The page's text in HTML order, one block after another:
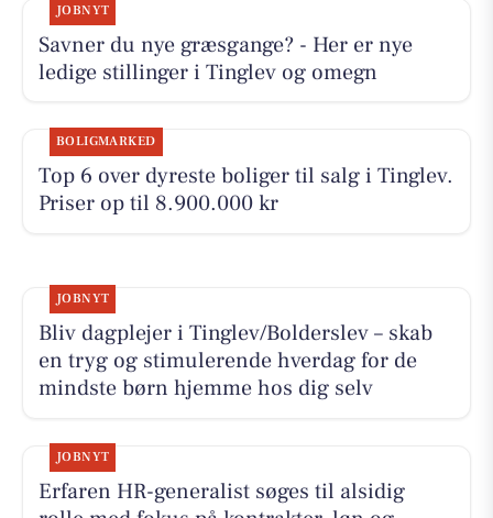
JOBNYT
Savner du nye græsgange? - Her er nye
ledige stillinger i Tinglev og omegn
BOLIGMARKED
Top 6 over dyreste boliger til salg i Tinglev.
Priser op til 8.900.000 kr
JOBNYT
Bliv dagplejer i Tinglev/Bolderslev – skab
en tryg og stimulerende hverdag for de
mindste børn hjemme hos dig selv
JOBNYT
Erfaren HR-generalist søges til alsidig